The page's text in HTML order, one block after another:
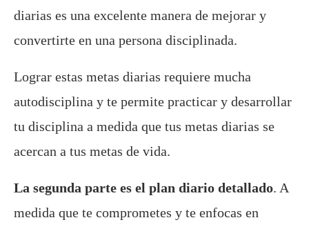
diarias es una excelente manera de mejorar y
convertirte en una persona disciplinada.
Lograr estas metas diarias requiere mucha
autodisciplina y te permite practicar y desarrollar
tu disciplina a medida que tus metas diarias se
acercan a tus metas de vida.
La segunda parte es el plan diario detallado. A
medida que te comprometes y te enfocas en